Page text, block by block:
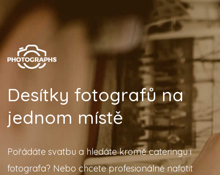
Desítky fotografů na
jednom místě
Pořádáte svatbu a hledáte kromě cateringu i
fotografa? Nebo chcete profesionálně nafotit